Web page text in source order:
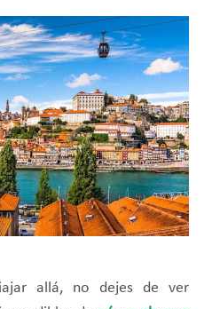
allá, no dejes de ver